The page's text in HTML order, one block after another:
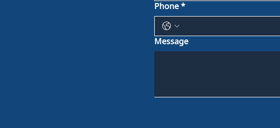
Phone*
Message